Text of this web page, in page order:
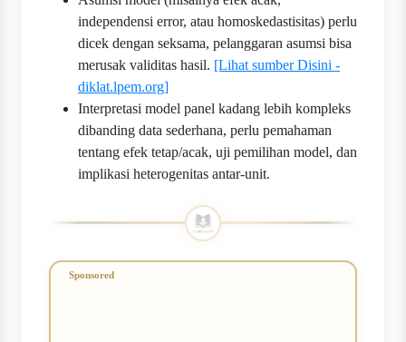
independensi error, atau homoskedastisitas) perlu
dicek dengan seksama, pelanggaran asumsi bisa
merusak validitas hasil. [Lihat sumber Disini -
diklat.lpem.org]
Interpretasi model panel kadang lebih kompleks
dibanding data sederhana, perlu pemahaman
tentang efek tetap/acak, uji pemilihan model, dan
implikasi heterogenitas antar-unit.